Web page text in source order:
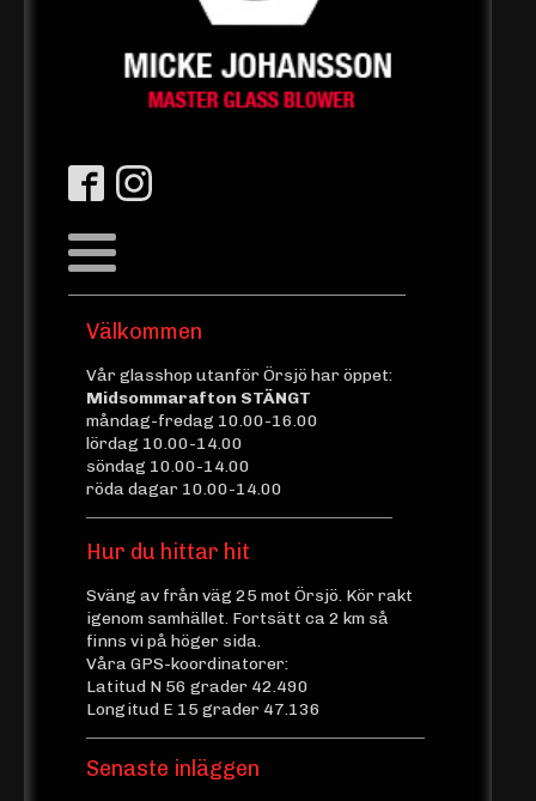
Välkommen
Vår glasshop utanför Örsjö har öppet:
Midsommarafton STÄNGT
måndag-fredag 10.00-16.00
lördag 10.00-14.00
söndag 10.00-14.00
röda dagar 10.00-14.00
Hur du hittar hit
Sväng av från väg 25 mot Örsjö. Kör rakt
igenom samhället. Fortsätt ca 2 km så
finns vi på höger sida.
Våra GPS-koordinatorer:
Latitud N 56 grader 42.490
Longitud E 15 grader 47.136
Senaste inläggen